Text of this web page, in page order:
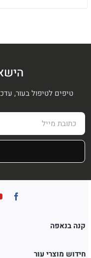
טיפים לטיפול בעור,
קנה בנאפה
חידוש מוצרי עור